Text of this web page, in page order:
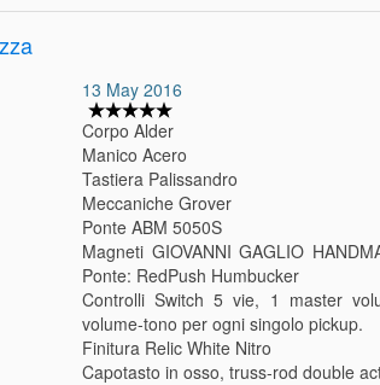
13 May 2016
Corpo Alder
Manico Acero
Tastiera Palissandro
Meccaniche Grover
Ponte ABM 5050S
Magneti GIOVANNI GAGLIO
Ponte: RedPush Humbucker
Controlli Switch 5 vie, 1 master
volume-tono per ogni singolo pickup.
Finitura Relic White Nitro
Capotasto in osso, truss-rod double